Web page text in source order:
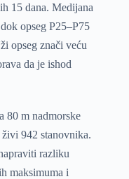
15 dana. Medijana
opseg P25–P75
opseg znači veću
da je ishod
80 m nadmorske
942 stanovnika.
razliku
maksimuma i